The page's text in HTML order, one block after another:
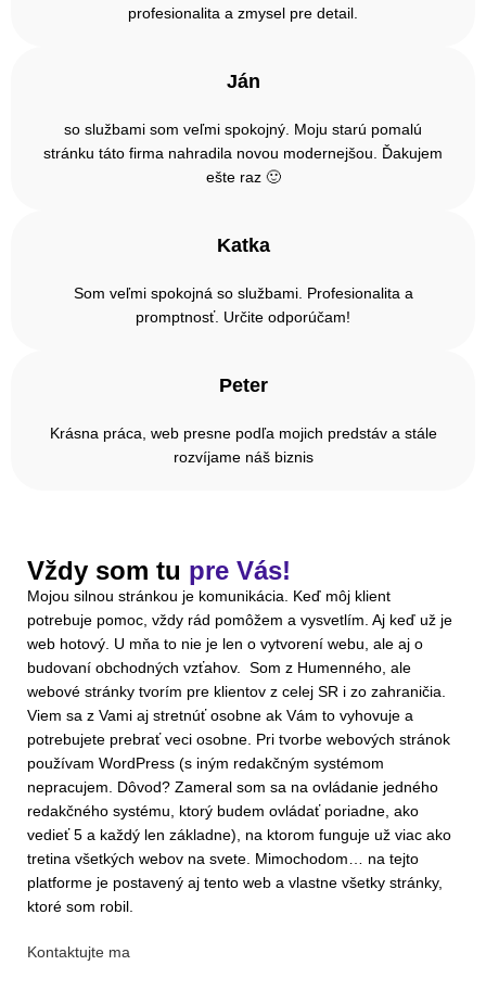
profesionalita a zmysel pre detail.
Ján
so službami som veľmi spokojný. Moju starú pomalú
stránku táto firma nahradila novou modernejšou. Ďakujem
ešte raz 🙂
Katka
Som veľmi spokojná so službami. Profesionalita a
promptnosť. Určite odporúčam!
Peter
Krásna práca, web presne podľa mojich predstáv a stále
rozvíjame náš biznis
Vždy som tu pre Vás!
Mojou silnou stránkou je komunikácia. Keď môj klient
potrebuje pomoc, vždy rád pomôžem a vysvetlím. Aj keď už je
web hotový. U mňa to nie je len o vytvorení webu, ale aj o
budovaní obchodných vzťahov. Som z Humenného, ale
webové stránky tvorím pre klientov z celej SR i zo zahraničia.
Viem sa z Vami aj stretnúť osobne ak Vám to vyhovuje a
potrebujete prebrať veci osobne. Pri tvorbe webových stránok
používam WordPress (s iným redakčným systémom
nepracujem. Dôvod? Zameral som sa na ovládanie jedného
redakčného systému, ktorý budem ovládať poriadne, ako
vedieť 5 a každý len základne), na ktorom funguje už viac ako
tretina všetkých webov na svete. Mimochodom… na tejto
platforme je postavený aj tento web a vlastne všetky stránky,
ktoré som robil.
Kontaktujte ma